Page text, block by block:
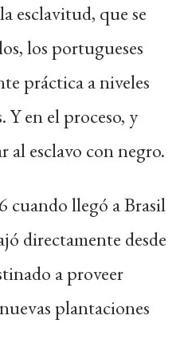
esclavitud, que se
los portugueses
práctica a niveles
Y en el proceso, y
al esclavo con negro.
cuando llegó a Brasil
directamente desde
a proveer
plantaciones